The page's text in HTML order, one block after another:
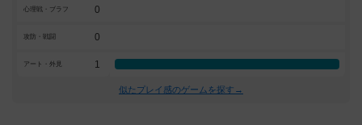
心理戦・ブラフ 0
攻防・戦闘 0
アート・外見 1
似たプレイ感のゲームを探す→